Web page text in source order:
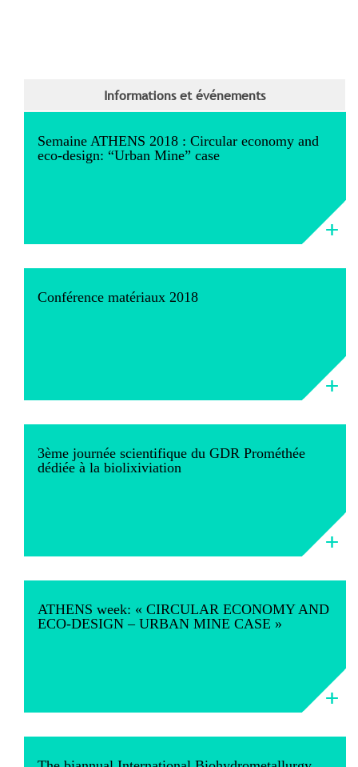
Informations et événements
Semaine ATHENS 2018 : Circular economy and
eco-design: “Urban Mine” case
Conférence matériaux 2018
3ème journée scientifique du GDR Prométhée
dédiée à la biolixiviation
ATHENS week: « CIRCULAR ECONOMY AND
ECO-DESIGN – URBAN MINE CASE »